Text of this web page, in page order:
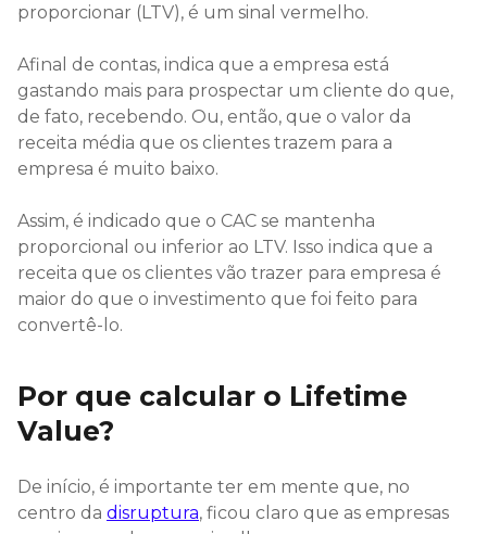
proporcionar (LTV), é um sinal vermelho.
Afinal de contas, indica que a empresa está
gastando mais para prospectar um cliente do que,
de fato, recebendo. Ou, então, que o valor da
receita média que os clientes trazem para a
empresa é muito baixo.
Assim, é indicado que o CAC se mantenha
proporcional ou inferior ao LTV. Isso indica que a
receita que os clientes vão trazer para empresa é
maior do que o investimento que foi feito para
convertê-lo.
Por que calcular o Lifetime
Value?
De início, é importante ter em mente que, no
centro da disruptura, ficou claro que as empresas